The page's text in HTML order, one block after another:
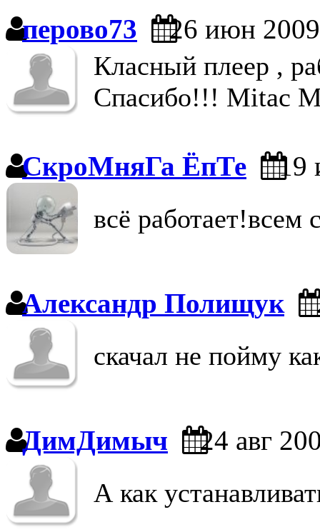
перово73 26 июн
Класный плеер ,
Спасибо!!! Mitac
СкроМняГа ЁпТе 19
всё работает!всем
Aлександр Полищук
скачал не пойму
ДимДимыч 24 авг
А как